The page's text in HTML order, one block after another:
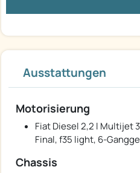
Ausstattungen
Motorisierung
Fiat Diesel 2,2 l Multijet 3
Final, f35 light, 6-
Chassis